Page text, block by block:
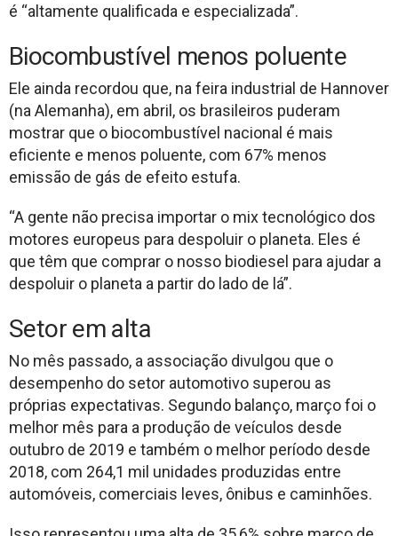
é “altamente qualificada e especializada”.
Biocombustível menos poluente
Ele ainda recordou que, na feira industrial de Hannover
(na Alemanha), em abril, os brasileiros puderam
mostrar que o biocombustível nacional é mais
eficiente e menos poluente, com 67% menos
emissão de gás de efeito estufa.
“A gente não precisa importar o mix tecnológico dos
motores europeus para despoluir o planeta. Eles é
que têm que comprar o nosso biodiesel para ajudar a
despoluir o planeta a partir do lado de lá”.
Setor em alta
No mês passado, a associação divulgou que o
desempenho do setor automotivo superou as
próprias expectativas. Segundo balanço, março foi o
melhor mês para a produção de veículos desde
outubro de 2019 e também o melhor período desde
2018, com 264,1 mil unidades produzidas entre
automóveis, comerciais leves, ônibus e caminhões.